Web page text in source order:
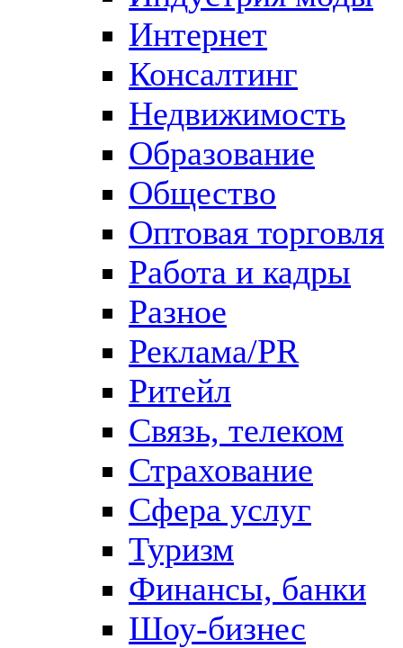
Интернет
Консалтинг
Недвижимость
Образование
Общество
Оптовая торговля
Работа и кадры
Разное
Реклама/PR
Ритейл
Связь, телеком
Страхование
Сфера услуг
Туризм
Финансы, банки
Шоу-бизнес